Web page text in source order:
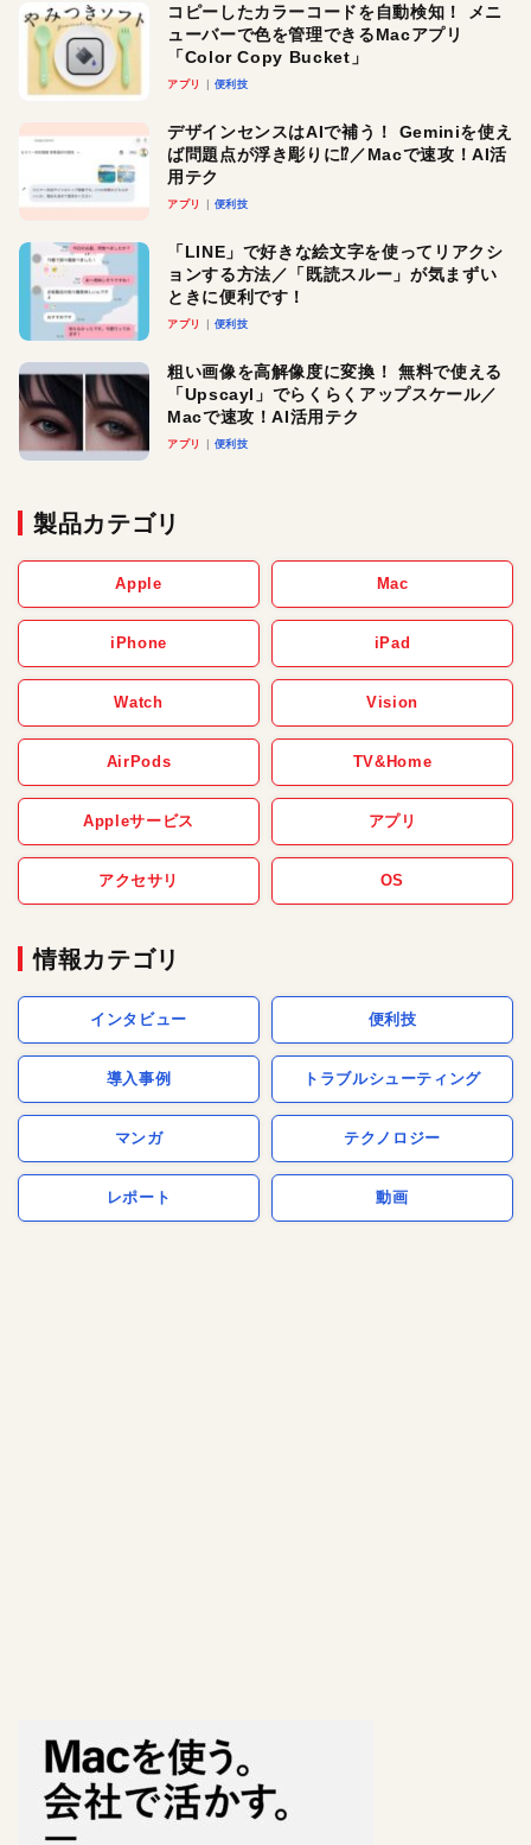
コピーしたカラーコードを自動検知！ メニ
ューバーで色を管理できるMacアプリ
「Color Copy Bucket」
アプリ 便利技
デザインセンスはAIで補う！ Geminiを使え
ば問題点が浮き彫りに⁉︎／Macで速攻！AI活
用テク
アプリ 便利技
「LINE」で好きな絵文字を使ってリアクシ
ョンする方法／「既読スルー」が気まずい
ときに便利です！
アプリ 便利技
粗い画像を高解像度に変換！ 無料で使える
「Upscayl」でらくらくアップスケール／
Macで速攻！AI活用テク
アプリ 便利技
製品カテゴリ
Apple Mac
iPhone iPad
Watch Vision
AirPods TV&Home
Appleサービス アプリ
アクセサリ OS
情報カテゴリ
インタビュー 便利技
導入事例 トラブルシューティング
マンガ テクノロジー
レポート 動画